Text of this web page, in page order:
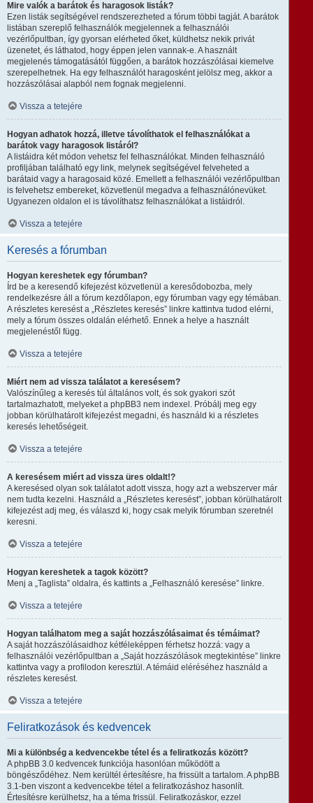
Mire valók a barátok és haragosok listák?
Ezen listák segítségével rendszerezheted a fórum többi tagját. A barátok
listában szereplő felhasználók megjelennek a felhasználói
vezérlőpultban, így gyorsan elérheted őket, küldhetsz nekik privát
üzenetet, és láthatod, hogy éppen jelen vannak-e. A használt
megjelenés támogatásától függően, a barátok hozzászólásai kiemelve
szerepelhetnek. Ha egy felhasználót haragosként jelölsz meg, akkor a
hozzászólásai alapból nem fognak megjelenni.
Vissza a tetejére
Hogyan adhatok hozzá, illetve távolíthatok el felhasználókat a
barátok vagy haragosok listáról?
A listáidra két módon vehetsz fel felhasználókat. Minden felhasználó
profiljában található egy link, melynek segítségével felveheted a
barátaid vagy a haragosaid közé. Emellett a felhasználói vezérlőpultban
is felvehetsz embereket, közvetlenül megadva a felhasználónevüket.
Ugyanezen oldalon el is távolíthatsz felhasználókat a listáidról.
Vissza a tetejére
Keresés a fórumban
Hogyan kereshetek egy fórumban?
Írd be a keresendő kifejezést közvetlenül a keresődobozba, mely
rendelkezésre áll a fórum kezdőlapon, egy fórumban vagy egy témában.
A részletes keresést a „Részletes keresés” linkre kattintva tudod elérni,
mely a fórum összes oldalán elérhető. Ennek a helye a használt
megjelenéstől függ.
Vissza a tetejére
Miért nem ad vissza találatot a keresésem?
Valószínűleg a keresés túl általános volt, és sok gyakori szót
tartalmazhatott, melyeket a phpBB3 nem indexel. Próbálj meg egy
jobban körülhatárolt kifejezést megadni, és használd ki a részletes
keresés lehetőségeit.
Vissza a tetejére
A keresésem miért ad vissza üres oldalt!?
A keresésed olyan sok találatot adott vissza, hogy azt a webszerver már
nem tudta kezelni. Használd a „Részletes keresést”, jobban körülhatárolt
kifejezést adj meg, és válaszd ki, hogy csak melyik fórumban szeretnél
keresni.
Vissza a tetejére
Hogyan kereshetek a tagok között?
Menj a „Taglista” oldalra, és kattints a „Felhasználó keresése” linkre.
Vissza a tetejére
Hogyan találhatom meg a saját hozzászólásaimat és témáimat?
A saját hozzászólásaidhoz kétféleképpen férhetsz hozzá: vagy a
felhasználói vezérlőpultban a „Saját hozzászólások megtekintése” linkre
kattintva vagy a profilodon keresztül. A témáid eléréséhez használd a
részletes keresést.
Vissza a tetejére
Feliratkozások és kedvencek
Mi a különbség a kedvencekbe tétel és a feliratkozás között?
A phpBB 3.0 kedvencek funkciója hasonlóan működött a
böngésződéhez. Nem kerültél értesítésre, ha frissült a tartalom. A phpBB
3.1-ben viszont a kedvencekbe tétel a feliratkozáshoz hasonlít.
Értesítésre kerülhetsz, ha a téma frissül. Feliratkozáskor, ezzel